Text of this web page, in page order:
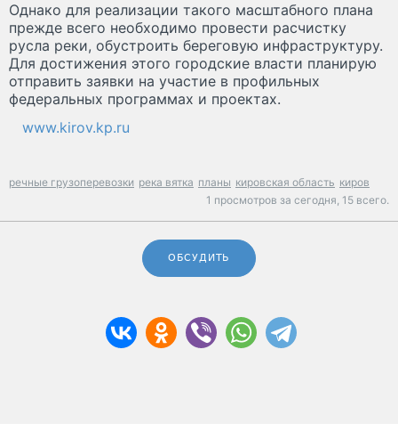
Однако для реализации такого масштабного плана
прежде всего необходимо провести расчистку
русла реки, обустроить береговую инфраструктуру.
Для достижения этого городские власти планирую
отправить заявки на участие в профильных
федеральных программах и проектах.
www.kirov.kp.ru
речные грузоперевозки река вятка планы кировская область киров
1 просмотров за сегодня, 15 всего.
ОБСУДИТЬ